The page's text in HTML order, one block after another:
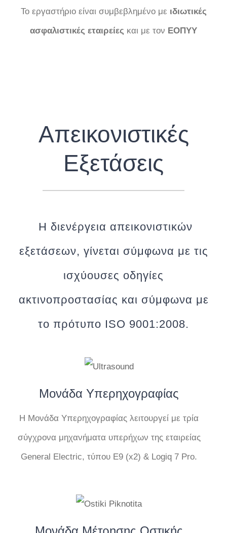
Το εργαστήριο είναι συμβεβλημένο με ιδιωτικές
ασφαλιστικές εταιρείες και με τον ΕΟΠΥΥ
Απεικονιστικές
Εξετάσεις
Η διενέργεια απεικονιστικών
εξετάσεων, γίνεται σύμφωνα με τις
ισχύουσες οδηγίες
ακτινοπροστασίας και σύμφωνα με
το πρότυπο ISO 9001:2008.
Μονάδα Υπερηχογραφίας
Η Μονάδα Υπερηχογραφίας λειτουργεί με τρία
σύγχρονα μηχανήματα υπερήχων της εταιρείας
General Electric, τύπου Ε9 (x2) & Logiq 7 Pro.